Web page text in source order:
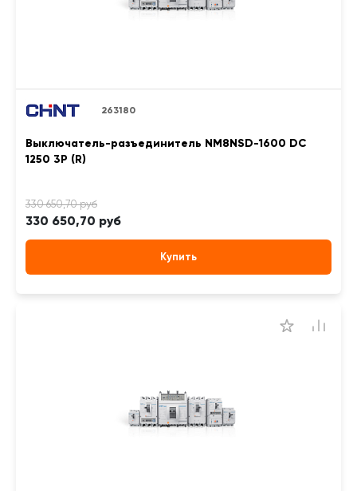
263180
Выключатель-разъединитель NM8NSD-1600 DC
1250 3P (R)
330 650,70 руб
Купить